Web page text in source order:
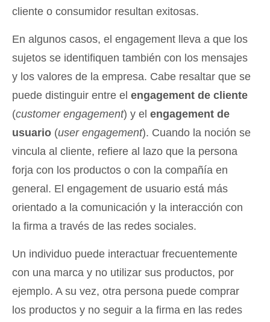
cliente o consumidor resultan exitosas.
En algunos casos, el engagement lleva a que los
sujetos se identifiquen también con los mensajes
y los valores de la empresa. Cabe resaltar que se
puede distinguir entre el engagement de cliente
(customer engagement) y el engagement de
usuario (user engagement). Cuando la noción se
vincula al cliente, refiere al lazo que la persona
forja con los productos o con la compañía en
general. El engagement de usuario está más
orientado a la comunicación y la interacción con
la firma a través de las redes sociales.
Un individuo puede interactuar frecuentemente
con una marca y no utilizar sus productos, por
ejemplo. A su vez, otra persona puede comprar
los productos y no seguir a la firma en las redes